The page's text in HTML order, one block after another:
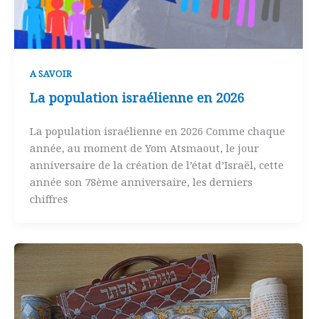
A SAVOIR
La population israélienne en 2026
La population israélienne en 2026 Comme chaque
année, au moment de Yom Atsmaout, le jour
anniversaire de la création de l’état d’Israël, cette
année son 78ème anniversaire, les derniers
chiffres